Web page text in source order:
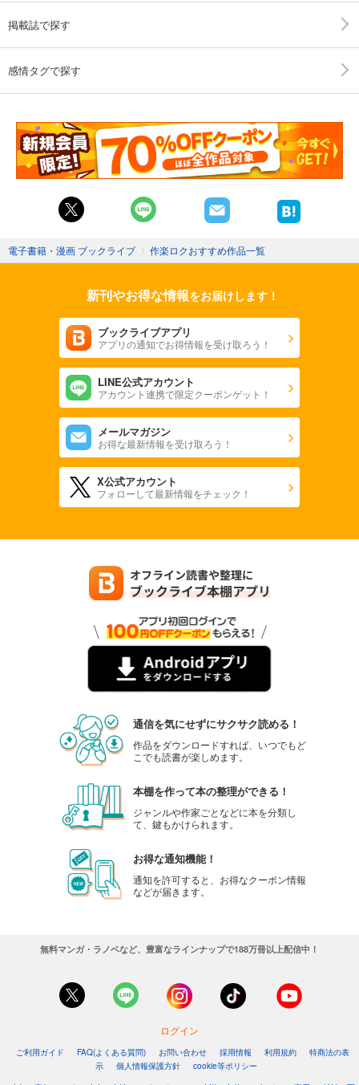
掲載誌で探す
感情タグで探す
電子書籍・漫画 ブックライブ 〉 作楽ロクおすすめ作品一覧
新刊やお得な情報をお届けします！
ブックライブアプリ
アプリの通知でお得情報を受け取ろう！
LINE公式アカウント
アカウント連携で限定クーポンゲット！
メールマガジン
お得な最新情報を受け取ろう！
X公式アカウント
フォローして最新情報をチェック！
通信を気にせずにサクサク読める！
作品をダウンロードすれば、いつでもど
こでも読書が楽しめます。
本棚を作って本の整理ができる！
ジャンルや作家ごとなどに本を分類し
て、鍵もかけられます。
お得な通知機能！
通知を許可すると、お得なクーポン情報
などが届きます。
無料マンガ・ラノベなど、豊富なラインナップで188万冊以上配信中！
ログイン
ご利用ガイド FAQ(よくある質問) お問い合わせ 採用情報 利用規約
特商法の表
示
個人情報保護方針
cookie等ポリシー